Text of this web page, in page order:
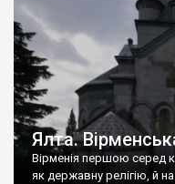
Ялта.
Вірменія першою серед
як державну релігію, й